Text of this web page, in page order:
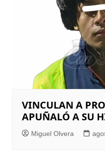
VINCULAN A
APUÑALÓ A SU
Miguel Olvera